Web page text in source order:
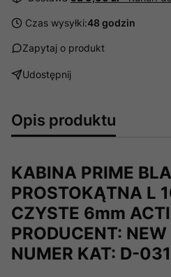
Czas wysyłki:48 godzin
Zapytaj o produkt
Udostępnij
Opis produktu
KABINA PRIME
PROSTOKĄTNA
CZYSTE 6mm
PRODUCENT: NEW
NUMER KAT: D-